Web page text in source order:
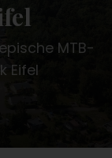
MTB-
Eifel